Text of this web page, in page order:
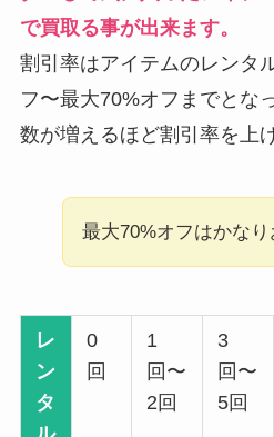
で買取る事が出来ます。
割引率はアイテムのレンタ
フ〜最大70%オフまでとな
数が増えるほど割引率を上
最大70%オフはかなり
レ
ン
タ
0
回
1
回〜
2回
3
回〜
5回